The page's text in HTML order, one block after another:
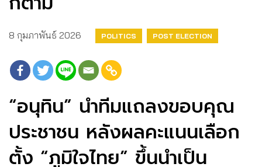
8 กุมภาพันธ์ 2026 POLITICS POST ELECTION
“อนุทิน” นำทีมแถลงขอบคุณ
ประชาชน หลังผลคะแนนเลือก
ตั้ง “ภูมิใจไทย” ขึ้นนำเป็น